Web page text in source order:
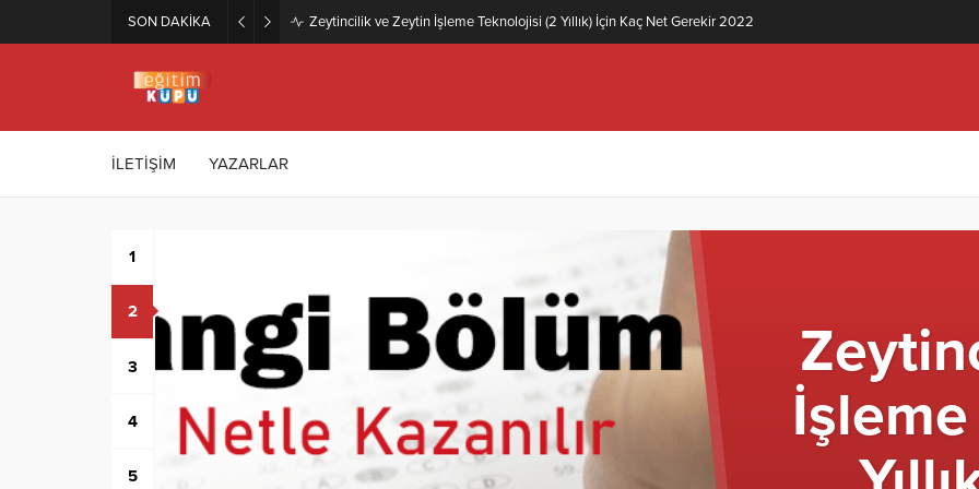
SON DAKİKA Zeytincilik ve Zeytin İşleme Teknolojisi (2 Yıllık) İçin Kaç Net Gerekir 2022
İLETİŞİM YAZARLAR
1
2
3
4
5